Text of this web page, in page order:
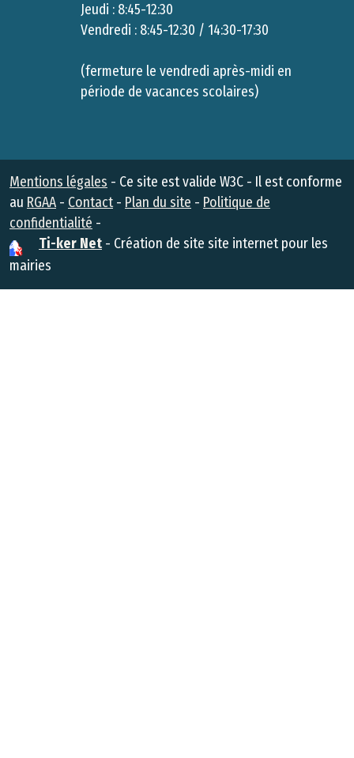
Jeudi : 8:45-12:30
Vendredi : 8:45-12:30 / 14:30-17:30
(fermeture le vendredi après-midi en
période de vacances scolaires)
Mentions légales - Ce site est valide W3C - Il est conforme
au RGAA - Contact- Plan du site - Politique de
confidentialité -
Ti-ker Net - Création de site site internet pour les
mairies